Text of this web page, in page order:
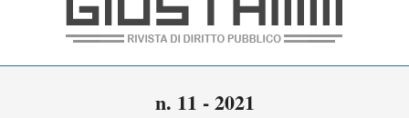
Giustamm
n. 11 - 2021